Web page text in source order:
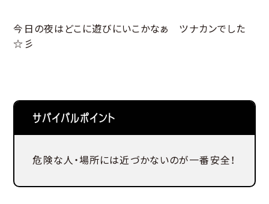
今日の夜はどこに遊びにいこかなぁ ツナカンでした
☆彡
サバイバルポイント
危険な人・場所には近づかないのが一番安全！